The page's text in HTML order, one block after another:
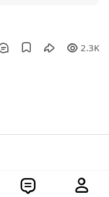
2.3K
Szabályzat